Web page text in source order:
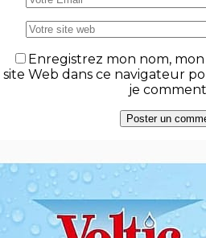
Enregistrez mon nom,
site Web dans ce navigateur
je